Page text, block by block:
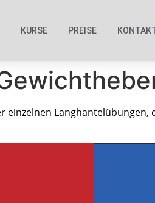
KURSE PREISE
Langhantelübungen,